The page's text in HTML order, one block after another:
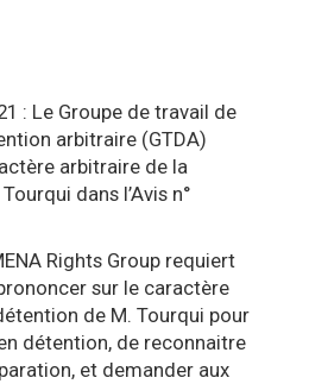
: Le Groupe de travail de
arbitraire (GTDA)
arbitraire de la
dans l’Avis n°
Rights Group requiert
sur le caractère
de M. Tourqui pour
détention, de reconnaitre
et demander aux